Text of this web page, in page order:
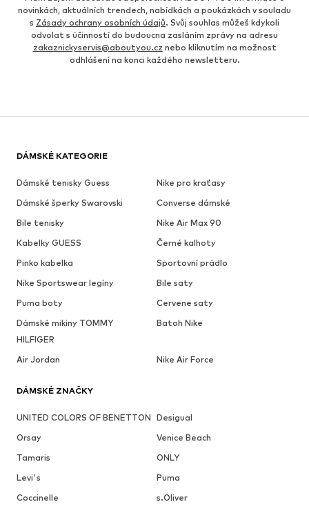
novinkách, aktuálních trendech, nabídkách a poukázkách v souladu
s Zásady ochrany osobních údajů. Svůj souhlas můžeš kdykoli
odvolat s účinností do budoucna zasláním zprávy na adresu
zakaznickyservis@aboutyou.cz nebo kliknutím na možnost
odhlášení na konci každého newsletteru.
DÁMSKÉ KATEGORIE
Dámské tenisky Guess
Nike pro kraťasy
Dámské šperky Swarovski
Converse dámské
Bile tenisky
Nike Air Max 90
Kabelky GUESS
Černé kalhoty
Pinko kabelka
Sportovní prádlo
Nike Sportswear legíny
Bile saty
Puma boty
Cervene saty
Dámské mikiny TOMMY
HILFIGER
Batoh Nike
Air Jordan Nike Air Force
DÁMSKÉ ZNAČKY
UNITED COLORS OF BENETTON Desigual
Orsay
Venice Beach
Tamaris
ONLY
Levi's
Puma
Coccinelle
s.Oliver